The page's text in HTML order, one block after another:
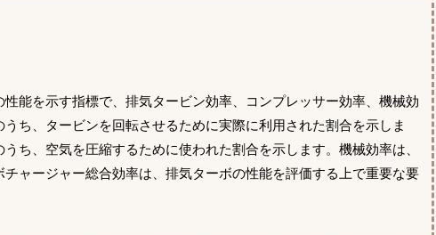
能を示す指標で、排気タービン効率、コンプレッサー効率、機械効
ち、タービンを回転させるために実際に利用された割合を示しま
ち、空気を圧縮するために使われた割合を示します。機械効率は、
ャージャー総合効率は、排気ターボの性能を評価する上で重要な要